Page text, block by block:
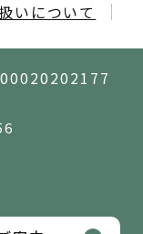
いについて